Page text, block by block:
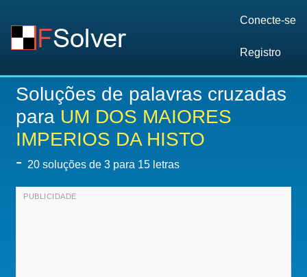
Conecte-se
Registro
Soluções de palavras cruzadas
para UM DOS MAIORES
IMPERIOS DA HISTO
- 20 soluções de 3 para 15 letras